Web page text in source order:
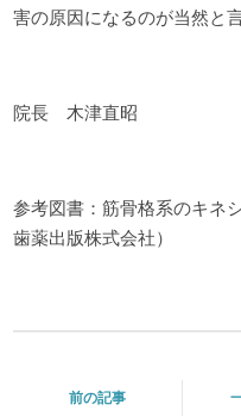
害の原因になるのが当然と
院長 木津直昭
参考図書：筋骨格系のキネ
歯薬出版株式会社）
前の記事